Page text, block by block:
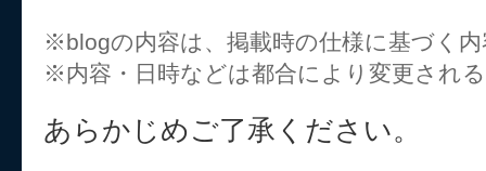
※blogの内容は、掲載時の仕様に基づく
※内容・日時などは都合により変更され
あらかじめご了承ください。